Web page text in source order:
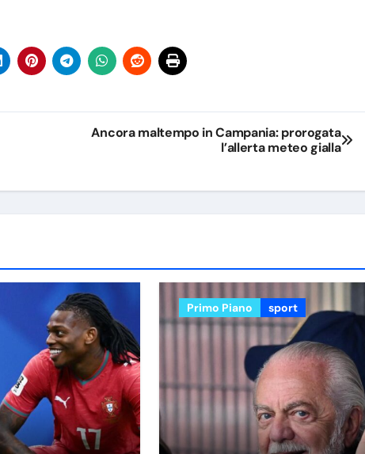
Ancora maltempo in Campania: prorogata
l’allerta meteo gialla
Primo Piano sport